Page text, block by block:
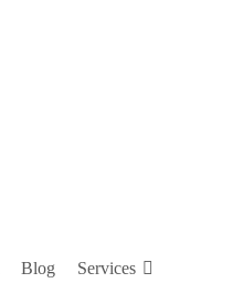
Blog Services